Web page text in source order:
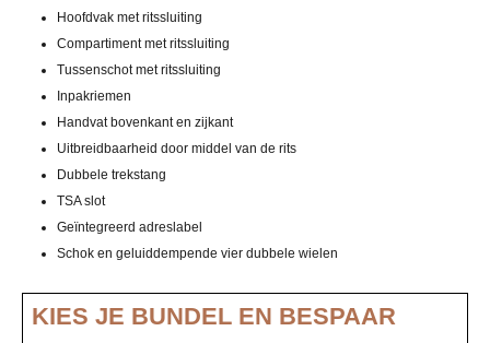
Hoofdvak met ritssluiting
Compartiment met ritssluiting
Tussenschot met ritssluiting
Inpakriemen
Handvat bovenkant en zijkant
Uitbreidbaarheid door middel van de rits
Dubbele trekstang
TSA slot
Geïntegreerd adreslabel
Schok en geluiddempende vier dubbele wielen
KIES JE BUNDEL EN BESPAAR